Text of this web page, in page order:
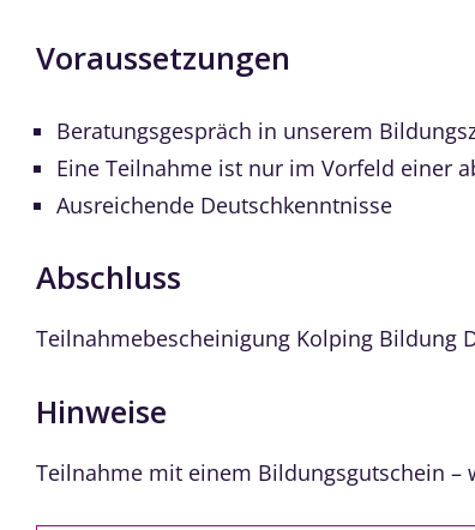
Voraussetzungen
Beratungsgespräch in unserem
Eine Teilnahme ist nur im Vorfeld einer
Ausreichende Deutschkenntnisse
Abschluss
Teilnahmebescheinigung Kolping Bildung
Hinweise
Teilnahme mit einem Bildungsgutschein –